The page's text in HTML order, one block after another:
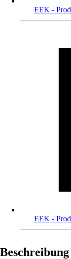
EEK -
EEK -
Beschreibung